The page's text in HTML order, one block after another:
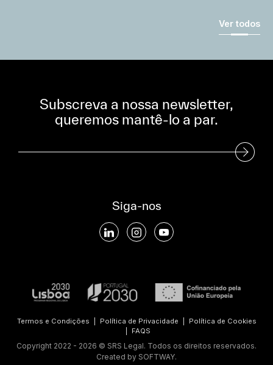
Ver todos
Subscreva a nossa newsletter,
queremos mantê-lo a par.
Subscreva a nossa Newsletter
Siga-nos
Termos e Condições Política de Privacidade
Política de Cookies
FAQS
Copyright 2022 - 2026 © SRS Legal. Todos os direitos reservados.
Created by SOFTWAY.